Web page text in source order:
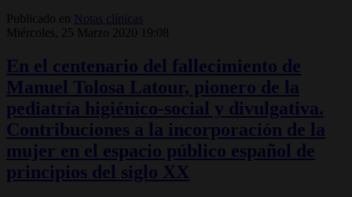
Publicado en
Notas clínicas
Miércoles, 25 Marzo 2020 19:08
En el centenario del fallecimiento de
Manuel Tolosa Latour, pionero de la
pediatría higiénico-social y divulgativa.
Contribuciones a la incorporación de la
mujer en el espacio público español de
principios del siglo XX